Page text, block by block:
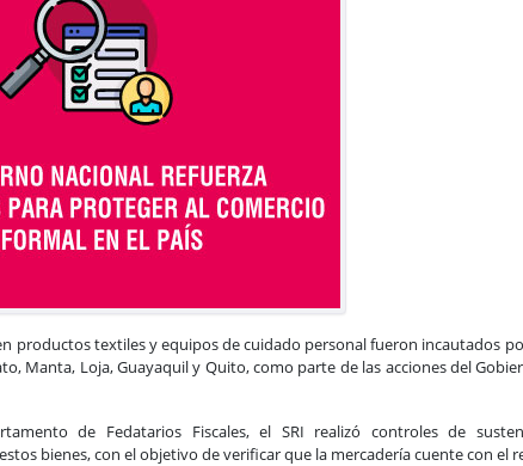
productos textiles y equipos de cuidado personal fueron incautados
Manta, Loja, Guayaquil y Quito, como parte de las acciones del
de Fedatarios Fiscales, el SRI realizó controles de
bienes, con el objetivo de verificar que la mercadería cuente con el